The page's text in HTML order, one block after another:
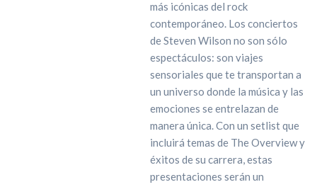
más icónicas del rock
contemporáneo. Los conciertos
de Steven Wilson no son sólo
espectáculos: son viajes
sensoriales que te transportan a
un universo donde la música y las
emociones se entrelazan de
manera única. Con un setlist que
incluirá temas de The Overview y
éxitos de su carrera, estas
presentaciones serán un